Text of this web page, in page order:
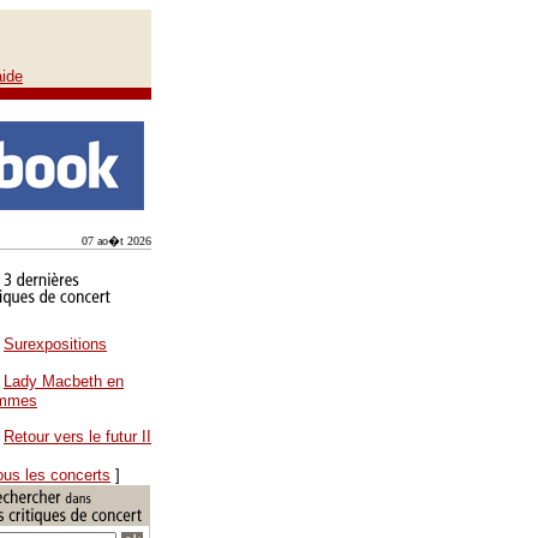
07 ao�t 2026
Surexpositions
Lady Macbeth en
Retour vers le futur II
les concerts ]